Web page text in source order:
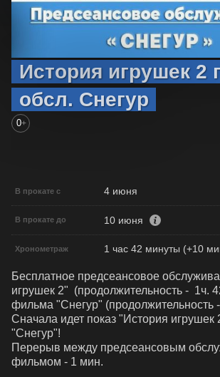
История игрушек 2
обсл. Снегур
0+
В прокате с 4 июня
В прокате до 10 июня
Хронометраж 1 час 42 минуты (+10
Бесплатное предсеансовое
игрушек 2"  (продолжительность -  1ч.
фильма "Снегур" (продолжительность
Сначала идет показ "История
"Снегур"!
Перерыв между предсеансовым
фильмом - 1 мин.